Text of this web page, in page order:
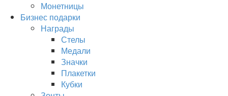
Монетницы
Бизнес подарки
Награды
Стелы
Медали
Значки
Плакетки
Кубки